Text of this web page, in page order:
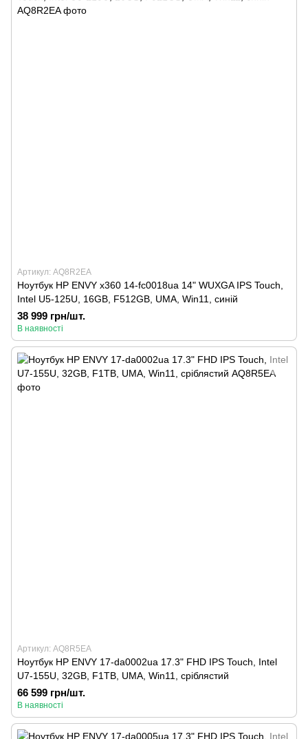
Артикул: AQ8R2EA
Ноутбук HP ENVY x360 14-fc0018ua 14" WUXGA IPS Touch,
Intel U5-125U, 16GB, F512GB, UMA, Win11, синій
38 999 грн/шт.
В наявності
Артикул: AQ8R5EA
Ноутбук HP ENVY 17-da0002ua 17.3" FHD IPS Touch, Intel
U7-155U, 32GB, F1TB, UMA, Win11, сріблястий
66 599 грн/шт.
В наявності